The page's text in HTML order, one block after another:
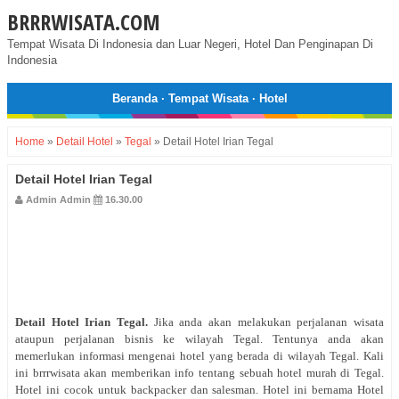
BRRRWISATA.COM
Tempat Wisata Di Indonesia dan Luar Negeri, Hotel Dan Penginapan Di
Indonesia
Beranda· Tempat Wisata· Hotel
Home » Detail Hotel » Tegal » Detail Hotel Irian Tegal
Detail Hotel Irian Tegal
Admin Admin 16.30.00
Detail Hotel Irian Tegal. Jika anda akan melakukan perjalanan wisata
ataupun perjalanan bisnis ke wilayah Tegal. Tentunya anda akan
memerlukan informasi mengenai hotel yang berada di wilayah Tegal. Kali
ini brrrwisata akan memberikan info tentang sebuah hotel murah di Tegal.
Hotel ini cocok untuk backpacker dan salesman. Hotel ini bernama Hotel